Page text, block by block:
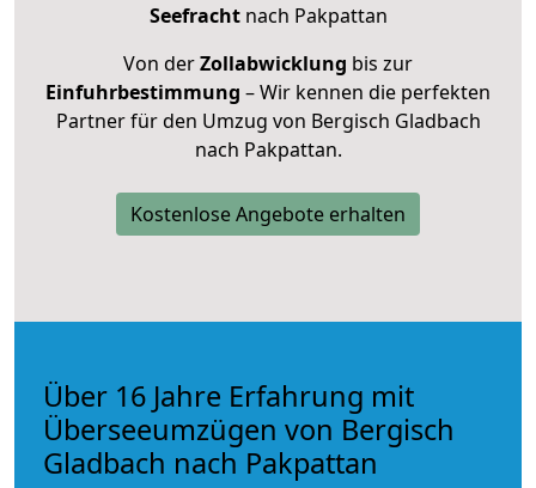
Seefrachtnach Pakpattan
Von derZollabwicklung bis zur
Einfuhrbestimmung – Wir kennen die perfekten
Partner für den Umzug von Bergisch Gladbach
nach Pakpattan.
Kostenlose Angebote erhalten
Über 16 Jahre Erfahrung mit
Überseeumzügen von Bergisch
Gladbach nach Pakpattan